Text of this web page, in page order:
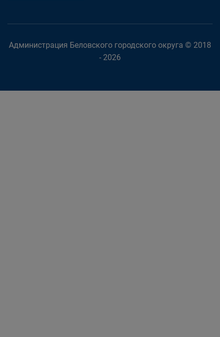
Администрация Беловского городского округа © 2018
- 2026